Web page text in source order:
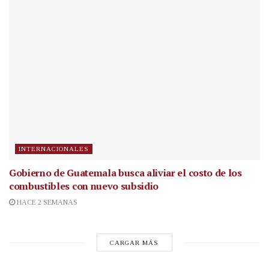
INTERNACIONALES
Gobierno de Guatemala busca aliviar el costo de los
combustibles con nuevo subsidio
HACE 2 SEMANAS
CARGAR MÁS